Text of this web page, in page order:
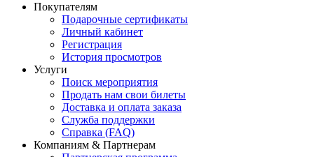
Покупателям
Подарочные сертификаты
Личный кабинет
Регистрация
История просмотров
Услуги
Поиск мероприятия
Продать нам свои билеты
Доставка и оплата заказа
Служба поддержки
Справка (FAQ)
Компаниям & Партнерам